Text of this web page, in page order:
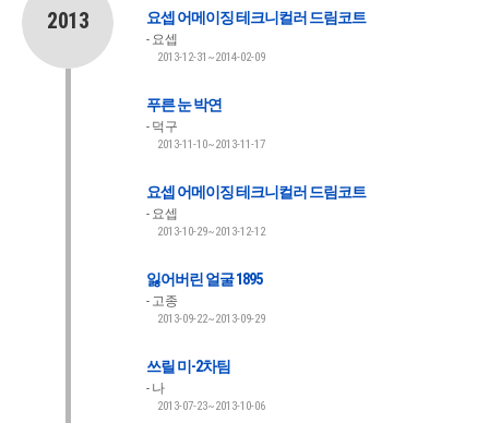
2013 요셉 어메이징 테크니컬러 드림코트
요셉
2013-12-31~2014-02-09
푸른 눈 박연
덕구
2013-11-10~2013-11-17
요셉 어메이징 테크니컬러 드림코트
요셉
2013-10-29~2013-12-12
잃어버린 얼굴 1895
고종
2013-09-22~2013-09-29
쓰릴 미-2차팀
나
2013-07-23~2013-10-06